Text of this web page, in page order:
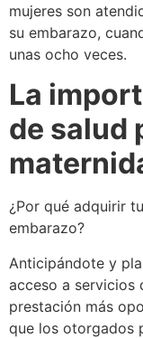
mujeres son
su embarazo,
unas ocho veces.
La
de salud
¿Por qué adquirir
embarazo?
Anticipándote y
acceso a servicios
prestación más
que los otorgados